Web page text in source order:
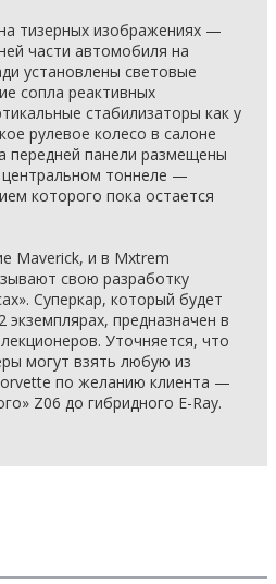
тизерных изображениях —
части автомобиля на
установлены световые
сопла реактивных
стабилизаторы как у
рулевое колесо в салоне
передней панели размещены
тоннеле —
которого пока остается
Maverick, и в Mxtrem
свою разработку
Суперкар, который будет
экземплярах, предназначен в
Уточняется, что
могут взять любую из
по желанию клиента —
Z06 до гибридного E-Ray.